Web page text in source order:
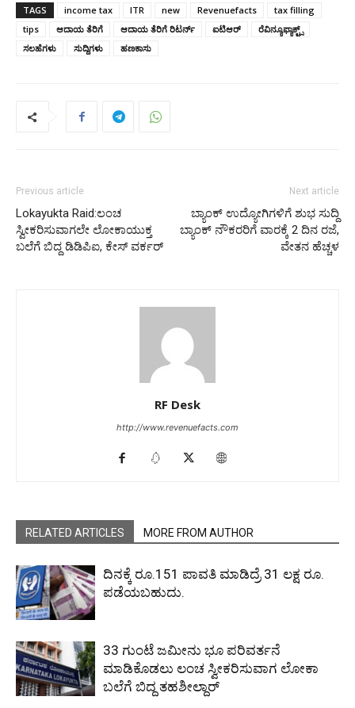
TAGS income tax ITR new Revenuefacts
tax filling
tips
ಆದಾಯ ತೆರಿಗೆ ಆದಾಯ ತೆರಿಗೆ ರಿಟರ್ನ್ ಐಟಿಆರ್
ರೆವಿನ್ಯೂಫ್ಯಾಕ್ಟ್ಸ್
ಸಲಹೆಗಳು
ಸುದ್ದಿಗಳು ಹಣಕಾಸು
Previous article
Lokayukta Raid:ಲಂಚ
ಸ್ವೀಕರಿಸುವಾಗಲೇ ಲೋಕಾಯುಕ್ತ
ಬಲೆಗೆ ಬಿದ್ದ ಡಿಡಿಪಿಐ, ಕೇಸ್ ವರ್ಕರ್
Next article
ಬ್ಯಾಂಕ್ ಉದ್ಯೋಗಿಗಳಿಗೆ ಶುಭ ಸುದ್ದಿ
ಬ್ಯಾಂಕ್‌ ನೌಕರರಿಗೆ ವಾರಕ್ಕೆ 2 ದಿನ ರಜೆ,
ವೇತನ ಹೆಚ್ಚಳ
RF Desk
http://www.revenuefacts.com
RELATED ARTICLES MORE FROM AUTHOR
ದಿನಕ್ಕೆ ರೂ.151 ಪಾವತಿ ಮಾಡಿದ್ರೆ 31 ಲಕ್ಷ ರೂ.
ಪಡೆಯಬಹುದು.
33 ಗುಂಟೆ ಜಮೀನು ಭೂ ಪರಿವರ್ತನೆ
ಮಾಡಿಕೊಡಲು ಲಂಚ ಸ್ವೀಕರಿಸುವಾಗ ಲೋಕಾ
ಬಲೆಗೆ ಬಿದ್ದ ತಹಶೀಲ್ದಾರ್